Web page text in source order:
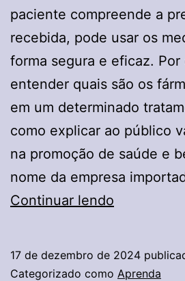
paciente compreende a
recebida, pode usar os
forma segura e eficaz. Por
entender quais são os
em um determinado
como explicar ao público
na promoção de saúde e
nome da empresa
Continuar lendo
um
17 de dezembro de 2024
Categorizado como Aprenda